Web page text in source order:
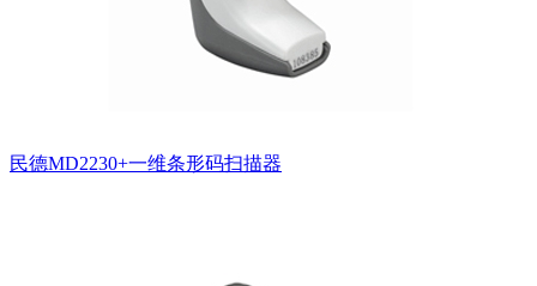
民德MD2230+一维条形码扫描器